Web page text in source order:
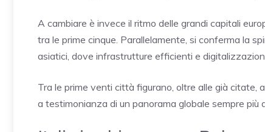
A cambiare è invece il ritmo delle grandi capitali
tra le prime cinque. Parallelamente, si conferma la
asiatici, dove infrastrutture efficienti e
Tra le prime venti città figurano, oltre alle già citate,
a testimonianza di un panorama globale sempre